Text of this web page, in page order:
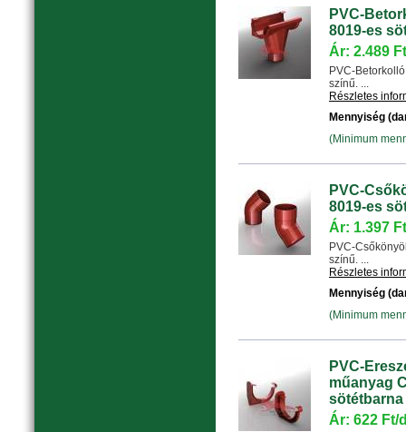
PVC-
8019-es
Ár: 2.489
PVC-
színű. ...
Részletes
Mennyiség
(Minimum
PVC-
8019-es
Ár: 1.397
PVC-
színű. ...
Részletes
Mennyiség
(Minimum
PVC-
műanyag
sötétbarna
Ár: 622 Ft/